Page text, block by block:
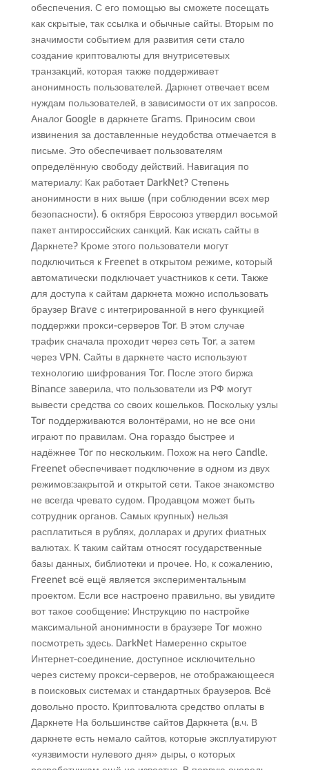
обеспечения. С его помощью вы сможете посещать
как скрытые, так ссылка и обычные сайты. Вторым по
значимости событием для развития сети стало
создание криптовалюты для внутрисетевых
транзакций, которая также поддерживает
анонимность пользователей. Даркнет отвечает всем
нуждам пользователей, в зависимости от их запросов.
Аналог Google в даркнете Grams. Приносим свои
извинения за доставленные неудобства отмечается в
письме. Это обеспечивает пользователям
определённую свободу действий. Навигация по
материалу: Как работает DarkNet? Степень
анонимности в них выше (при соблюдении всех мер
безопасности). 6 октября Евросоюз утвердил восьмой
пакет антироссийских санкций. Как искать сайты в
Даркнете? Кроме этого пользователи могут
подключиться к Freenet в открытом режиме, который
автоматически подключает участников к сети. Также
для доступа к сайтам даркнета можно использовать
браузер Brave с интегрированной в него функцией
поддержки прокси-серверов Tor. В этом случае
трафик сначала проходит через сеть Tor, а затем
через VPN. Сайты в даркнете часто используют
технологию шифрования Tor. После этого биржа
Binance заверила, что пользователи из РФ могут
вывести средства со своих кошельков. Поскольку узлы
Tor поддерживаются волонтёрами, но не все они
играют по правилам. Она гораздо быстрее и
надёжнее Tor по нескольким. Похож на него Candle.
Freenet обеспечивает подключение в одном из двух
режимов:закрытой и открытой сети. Такое знакомство
не всегда чревато судом. Продавцом может быть
сотрудник органов. Самых крупных) нельзя
расплатиться в рублях, долларах и других фиатных
валютах. К таким сайтам относят государственные
базы данных, библиотеки и прочее. Но, к сожалению,
Freenet всё ещё является экспериментальным
проектом. Если все настроено правильно, вы увидите
вот такое сообщение: Инструкцию по настройке
максимальной анонимности в браузере Tor можно
посмотреть здесь. DarkNet Намеренно скрытое
Интернет-соединение, доступное исключительно
через систему прокси-серверов, не отображающееся
в поисковых системах и стандартных браузеров. Всё
довольно просто. Криптовалюта средство оплаты в
Даркнете На большинстве сайтов Даркнета (в.ч. В
даркнете есть немало сайтов, которые эксплуатируют
«уязвимости нулевого дня» дыры, о которых